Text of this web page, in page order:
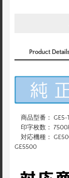
Product
商品型番： GE5-
印字枚数： 7500
対応機種：
GE5500